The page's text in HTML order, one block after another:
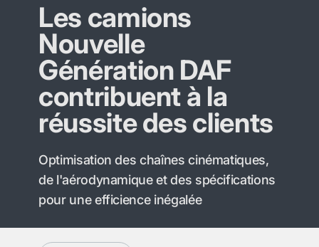
Les camions
Nouvelle
Génération DAF
contribuent à la
réussite des clients
Optimisation des chaînes cinématiques,
de l'aérodynamique et des spécifications
pour une efficience inégalée